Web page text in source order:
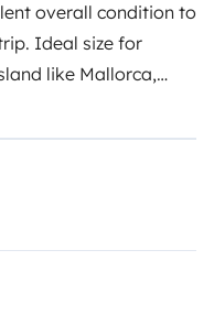
overall condition to
Ideal size for
like Mallorca,
can park in regular
through the narrow
fixed bed on the
blackout blinds for